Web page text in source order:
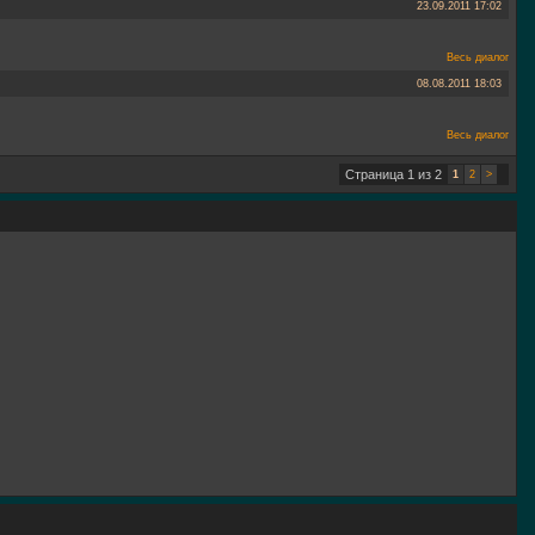
23.09.2011 17:02
Весь диалог
08.08.2011 18:03
Весь диалог
Страница 1 из 2 1 2 >